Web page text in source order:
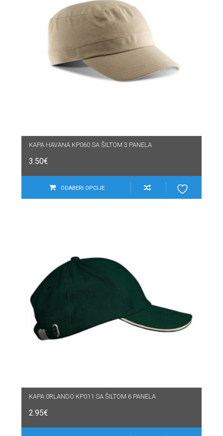
KAPA HAVANA KP060 SA ŠILTOM 3 PANELA
3.50€
ODABERI OPCIJE
KAPA 0RLANDO KP011 SA ŠILTOM 6 PANELA
2.95€